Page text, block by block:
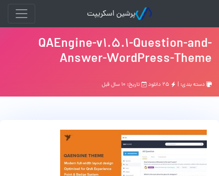
پرشین اسکریپت
QAEngine-v1.5.1-Question-and-
Answer-WordPress-Theme
دسته بندی: | تاریخ: ۱۰ سال قبل